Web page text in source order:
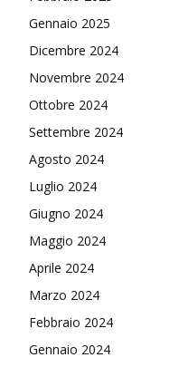
Gennaio 2025
Dicembre 2024
Novembre 2024
Ottobre 2024
Settembre 2024
Agosto 2024
Luglio 2024
Giugno 2024
Maggio 2024
Aprile 2024
Marzo 2024
Febbraio 2024
Gennaio 2024